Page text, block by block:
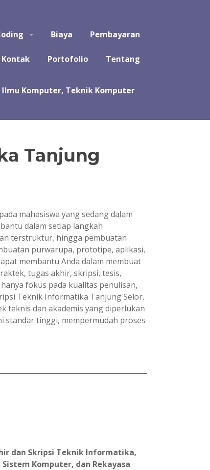
program untuk tugas kuliah, kerja praktek, tugas
Biaya Pembayaran
Kontak Portofolio Tentang
Tanjung
mahasiswa yang sedang dalam
dalam setiap langkah
terstruktur, hingga pembuatan
purwarupa, prototipe, aplikasi,
membantu Anda dalam membuat
tugas akhir, skripsi, tesis,
fokus pada kualitas penulisan,
Teknik Informatika Tanjung Selor,
teknis dan akademis yang diperlukan
standar tinggi, mempermudah proses
dan Skripsi Teknik Informatika,
Komputer, dan Rekayasa